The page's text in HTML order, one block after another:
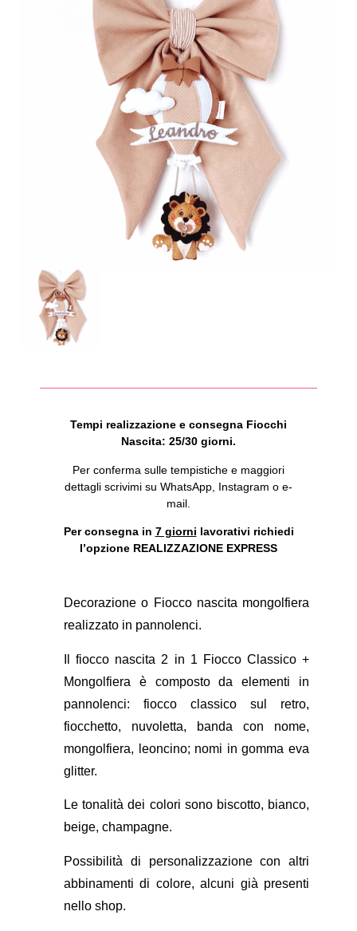
Tempi realizzazione e consegna Fiocchi
Nascita: 25/30 giorni.
Per conferma sulle tempistiche e maggiori
dettagli scrivimi su WhatsApp, Instagram o e-
mail.
Per consegna in 7 giorni lavorativi richiedi
l’opzione REALIZZAZIONE EXPRESS
Decorazione o Fiocco nascita mongolfiera
realizzato in pannolenci.
Il fiocco nascita 2 in 1 Fiocco Classico +
Mongolfiera è composto da elementi in
pannolenci: fiocco classico sul retro,
fiocchetto, nuvoletta, banda con nome,
mongolfiera, leoncino; nomi in gomma eva
glitter.
Le tonalità dei colori sono biscotto, bianco,
beige, champagne.
Possibilità di personalizzazione con altri
abbinamenti di colore, alcuni già presenti
nello shop.